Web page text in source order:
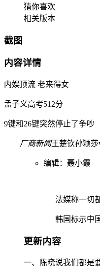
猜你喜欢
相关版本
截图
内容详情
内娱顶流 老来得女
孟子义高考512分
9键和26键突然停止了争吵
厂商新闻王楚钦孙颖莎
编辑：聂小霞
法媒称一切都
韩国标示中国
更新内容
一、陈晓说我们都是